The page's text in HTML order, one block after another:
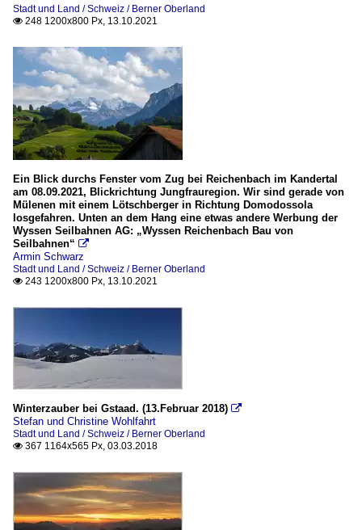
Stadt und Land / Schweiz / Berner Oberland
 248 1200x800 Px, 13.10.2021
Ein Blick durchs Fenster vom Zug bei Reichenbach im Kandertal
am 08.09.2021, Blickrichtung Jungfrauregion. Wir sind gerade von
Mülenen mit einem Lötschberger in Richtung Domodossola
losgefahren. Unten an dem Hang eine etwas andere Werbung der
Wyssen Seilbahnen AG: „Wyssen Reichenbach Bau von
Seilbahnen“ 
Armin Schwarz
Stadt und Land / Schweiz / Berner Oberland
 243 1200x800 Px, 13.10.2021
Winterzauber bei Gstaad. (13.Februar 2018) 
Stefan und Christine Wohlfahrt
Stadt und Land / Schweiz / Berner Oberland
 367 1164x565 Px, 03.03.2018